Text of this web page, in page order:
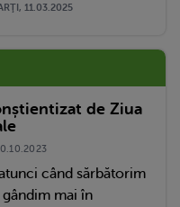
11.03.2025
de Ziua
când sărbătorim
gândim mai în